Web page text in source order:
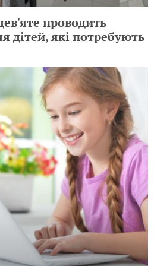
проводить
дітей, які потребують